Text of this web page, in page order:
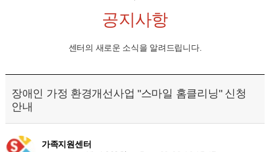
공지사항
센터의 새로운 소식을 알려드립니다.
장애인 가정 환경개선사업 "스마일 홈클리닝" 신청
안내
가족지원센터